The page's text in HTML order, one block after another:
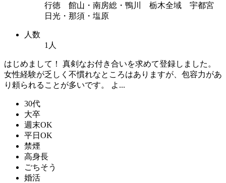
行徳 館山・南房総・鴨川 栃木全域 宇都宮
日光・那須・塩原
人数
1人
はじめまして！ 真剣なお付き合いを求めて登録しました。
女性経験が乏しく不慣れなところはありますが、包容力があ
り頼られることが多いです。 よ...
30代
大卒
週末OK
平日OK
禁煙
高身長
ごちそう
婚活